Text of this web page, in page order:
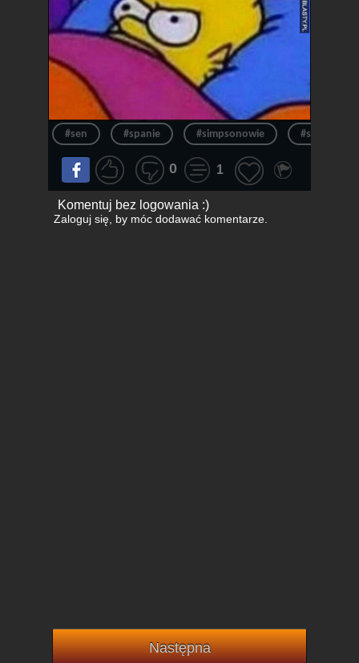
#sen #spanie #simpsonowie #simpson
0 1
Komentuj bez logowania :)
Zaloguj się, by móc dodawać komentarze.
Następna